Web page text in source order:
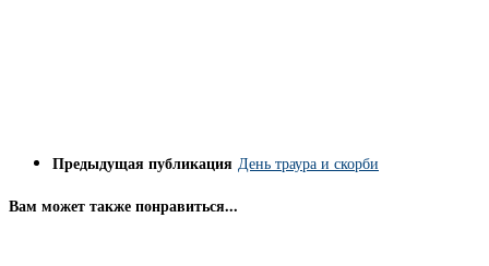
Предыдущая публикация День траура и скорби
Вам может также понравиться...